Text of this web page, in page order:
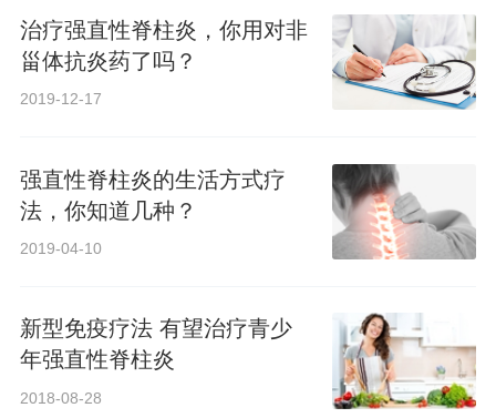
治疗强直性脊柱炎，你用对非
甾体抗炎药了吗？
2019-12-17
强直性脊柱炎的生活方式疗
法，你知道几种？
2019-04-10
新型免疫疗法 有望治疗青少
年强直性脊柱炎
2018-08-28